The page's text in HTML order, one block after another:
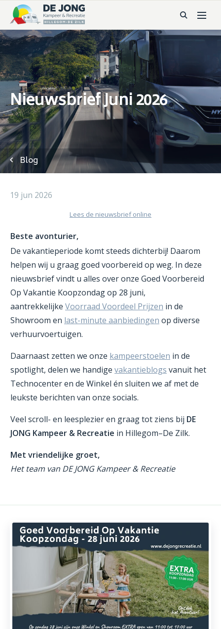
Nieuwsbrief Juni 2026
Blog
19 jun 2026
Lees de nieuwsbrief online
Beste avonturier,
De vakantieperiode komt steeds dichterbij! Daarom
helpen wij u graag goed voorbereid op weg. In deze
nieuwsbrief vindt u alles over onze Goed Voorbereid
Op Vakantie Koopzondag op 28 juni,
aantrekkelijke Voorraad Voordeel Prijzen in de
Showroom en last-minute aanbiedingen op diverse
verhuurvoertuigen.
Daarnaast zetten we onze kampeerstoelen in de
spotlight, delen we handige vakantieblogs vanuit het
Technocenter en de Winkel én sluiten we af met de
leukste berichten van onze socials.
Veel scroll- en leesplezier en graag tot ziens bij DE
JONG Kampeer & Recreatie in Hillegom–De Zilk.
Met vriendelijke groet,
Het team van DE JONG Kampeer & Recreatie